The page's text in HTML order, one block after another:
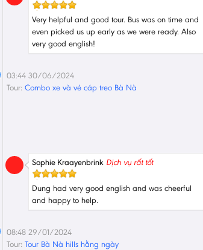
Very helpful and good tour. Bus was on time and
even picked us up early as we were ready. Also
very good english!
03:44 30/06/2024
Tour: Combo xe và vé cáp treo Bà Nà
Sophie Kraayenbrink Dịch vụ rất tốt
Dung had very good english and was cheerful
and happy to help.
08:48 29/01/2024
Tour: Tour Bà Nà hills hằng ngày